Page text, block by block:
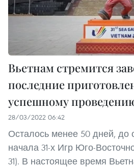
Вьетнам стремится
последние
успешному проведению
28/03/2022 06:42
Осталось менее 50 дней, до
начала 31-х Игр Юго-
31). В настоящее время